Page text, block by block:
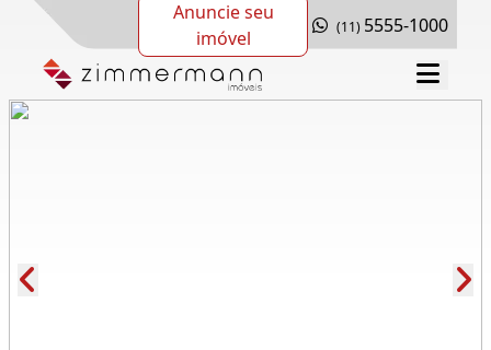
Anuncie seu
imóvel
(11) 5555-1000